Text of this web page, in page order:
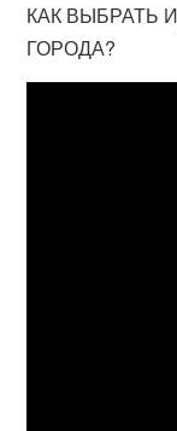
КАК ВЫБРАТЬ
ГОРОДА?